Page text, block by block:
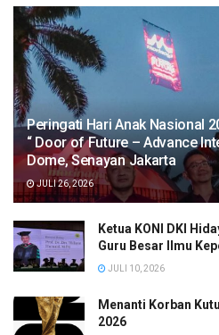
Peringati Hari Anak Nasional
“ Door of Future – Advance
Dome, Senayan Jakarta
JULI 26, 2026
Ketua KONI DKI
Guru Besar Ilmu
JULI 10, 2026
Menanti Korban
2026